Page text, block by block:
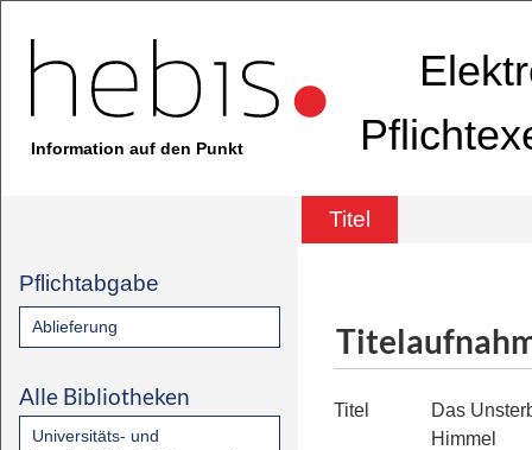
Information auf den Punkt
Titel
Pflichtabgabe
Ablieferung
Alle Bibliotheken
Universitäts- und
Titel
Das
Himmel